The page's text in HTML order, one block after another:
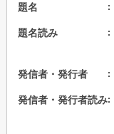
題名
題名読み
発信者・発行者
発信者・発行者読み